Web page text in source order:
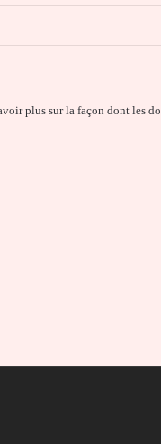
plus sur la façon dont les